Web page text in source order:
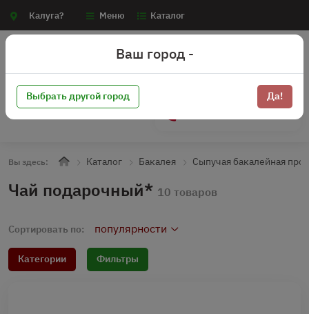
Калуга? Меню Каталог
Вы здесь: Каталог Бакалея Сыпучая бакалейная
Чай подарочный* 10 товаров
Сортировать по: популярности
Категории Фильтры
Ваш город -
Выбрать другой город Да!